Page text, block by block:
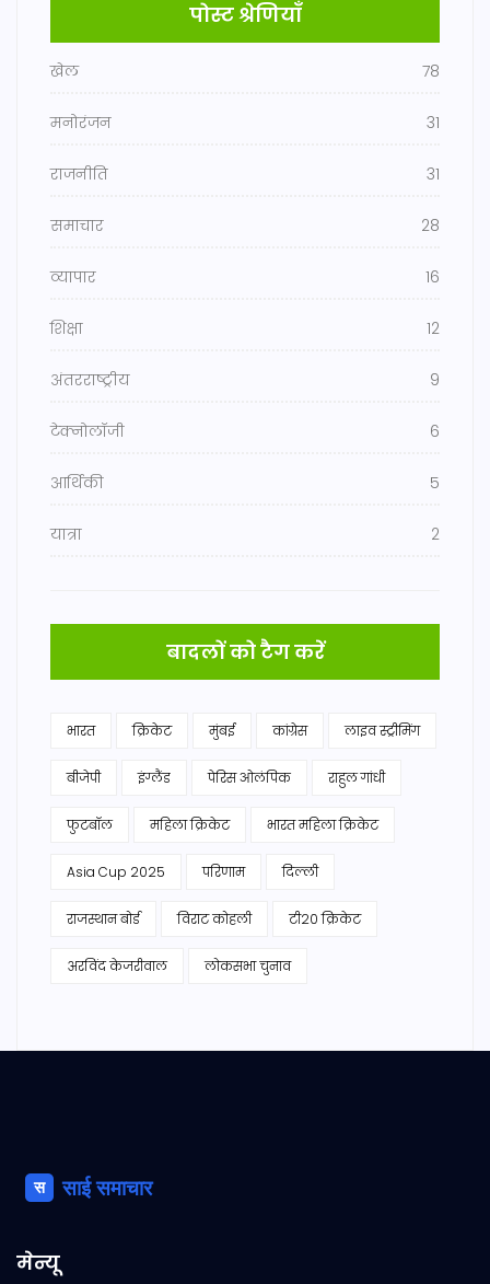
पोस्ट श्रेणियाँ
खेल 78
मनोरंजन 31
राजनीति 31
समाचार 28
व्यापार 16
शिक्षा 12
अंतरराष्ट्रीय 9
टेक्नोलॉजी 6
आर्थिकी 5
यात्रा 2
बादलों को टैग करें
भारत क्रिकेट मुंबई कांग्रेस लाइव स्ट्रीमिंग
बीजेपी इंग्लैंड पेरिस ओलंपिक राहुल गांधी
फुटबॉल महिला क्रिकेट भारत महिला क्रिकेट
Asia Cup 2025 परिणाम दिल्ली
राजस्थान बोर्ड विराट कोहली टी20 क्रिकेट
अरविंद केजरीवाल लोकसभा चुनाव
मेन्यू